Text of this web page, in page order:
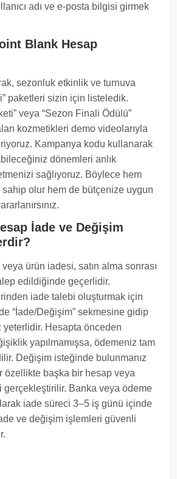
adı ve e-posta bilgisi girmek
Blank Hesap
sezonluk etkinlik ve turnuva
paketleri sizin için listeledik.
veya “Sezon Finali Ödülü”
kozmetikleri demo videolarıyla
Kampanya kodu kullanarak
dönemleri anlık
sağlıyoruz. Böylece hem
olur hem de bütçenize uygun
İade ve Değişim
ürün iadesi, satın alma sonrası
edildiğinde geçerlidir.
iade talebi oluşturmak için
“İade/Değişim” sekmesine gidip
yeterlidir. Hesapta önceden
yapılmamışsa, ödemeniz tam
Değişim isteğinde bulunmanız
özellikte başka bir hesap veya
gerçekleştirilir. Banka veya ödeme
iade süreci 3–5 iş günü içinde
ve değişim işlemleri güvenli